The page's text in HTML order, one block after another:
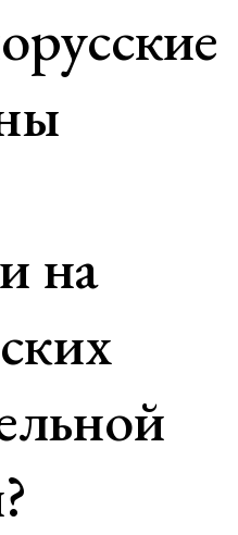
на